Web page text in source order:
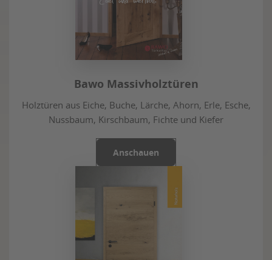
Bawo Massivholztüren
Holztüren aus Eiche, Buche, Lärche, Ahorn, Erle, Esche,
Nussbaum, Kirschbaum, Fichte und Kiefer
Anschauen